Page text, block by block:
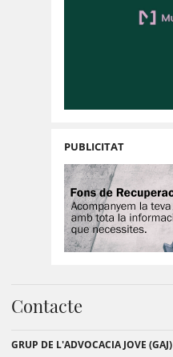
PUBLICITAT
Contacte
GRUP DE L'ADVOCACIA JOVE (GAJ)